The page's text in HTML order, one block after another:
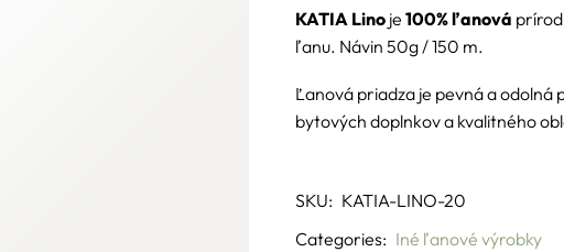
KATIA Lino je 100% ľanová
ľanu. Návin 50g / 150 m.
Ľanová priadza je pevná a
bytových doplnkov a kvalitného
SKU: KATIA-LINO-20
Categories: Iné ľanové výrobky